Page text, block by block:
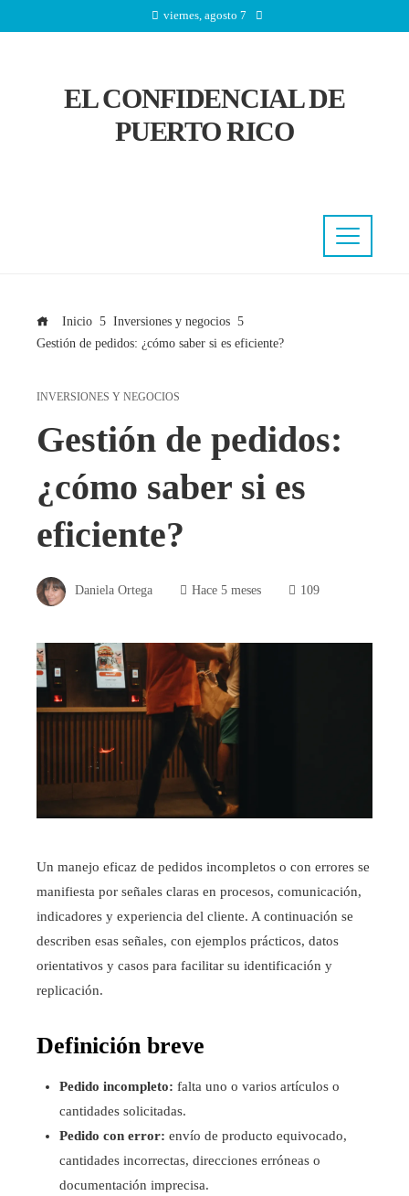
viernes, agosto 7
EL CONFIDENCIAL DE
PUERTO RICO
Inicio
Inversiones y negocios
Gestión de pedidos: ¿cómo saber si es eficiente?
INVERSIONES Y NEGOCIOS
Gestión de pedidos:
¿cómo saber si es
eficiente?
Daniela Ortega Hace 5 meses 109
Un manejo eficaz de pedidos incompletos o con errores se
manifiesta por señales claras en procesos, comunicación,
indicadores y experiencia del cliente. A continuación se
describen esas señales, con ejemplos prácticos, datos
orientativos y casos para facilitar su identificación y
replicación.
Definición breve
Pedido incompleto: falta uno o varios artículos o
cantidades solicitadas.
Pedido con error: envío de producto equivocado,
cantidades incorrectas, direcciones erróneas o
documentación imprecisa.